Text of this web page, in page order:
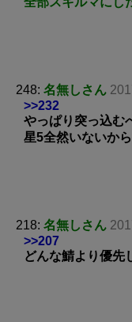
248: 名無しさん
>>232
やっぱり突っ込む
星5全然いないか
218: 名無しさん
>>207
どんな鯖より優先